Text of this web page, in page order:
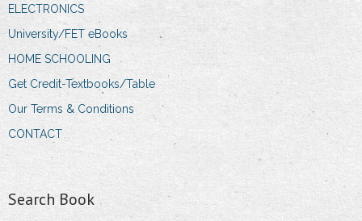
ELECTRONICS
University/FET eBooks
HOME SCHOOLING
Get Credit-Textbooks/Table
Our Terms & Conditions
CONTACT
Search Book